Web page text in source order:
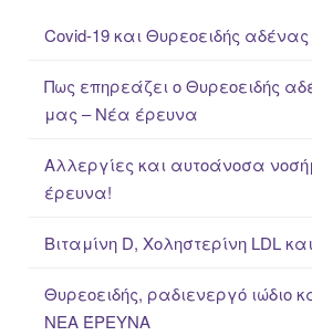
Covid-19 και Θυρεοειδής
Πως επηρεάζει ο Θυρεοειδής
μας – Νέα έρευνα
Αλλεργίες και αυτοάνοσα
έρευνα!
Βιταμίνη D, Χοληστερίνη LDL
Θυρεοειδής, ραδιενεργό ιώδιο
ΝΕΑ ΈΡΕΥΝΑ